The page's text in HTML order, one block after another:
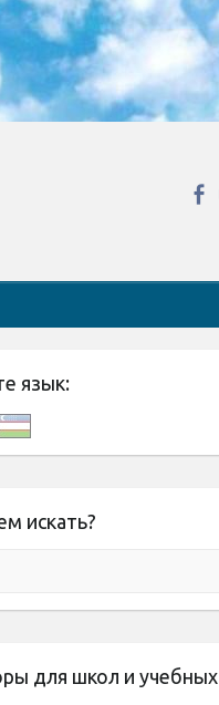
язык:
искать?
для школ и учебных